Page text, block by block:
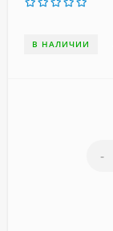
В НАЛИЧИИ
-